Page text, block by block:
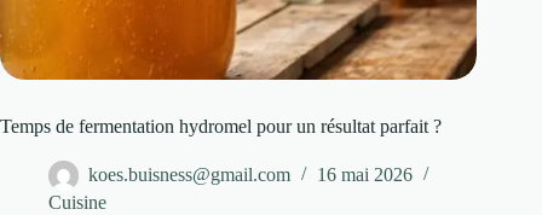
Temps de fermentation hydromel pour un résultat parfait ?
koes.buisness@gmail.com
16 mai 2026
Cuisine